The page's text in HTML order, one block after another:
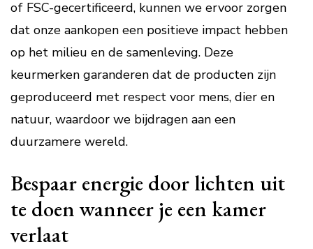
of FSC-gecertificeerd, kunnen we ervoor zorgen
dat onze aankopen een positieve impact hebben
op het milieu en de samenleving. Deze
keurmerken garanderen dat de producten zijn
geproduceerd met respect voor mens, dier en
natuur, waardoor we bijdragen aan een
duurzamere wereld.
Bespaar energie door lichten uit
te doen wanneer je een kamer
verlaat